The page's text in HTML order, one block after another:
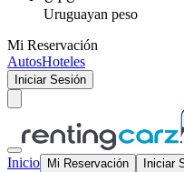
Uruguayan peso
Mi Reservación
AutosHoteles
Iniciar Sesión
Inicio Mi Reservación Iniciar